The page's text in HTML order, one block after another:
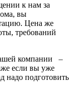
к нам за
вы
Цена же
требований
компании –
если вы уже
надо подготовить